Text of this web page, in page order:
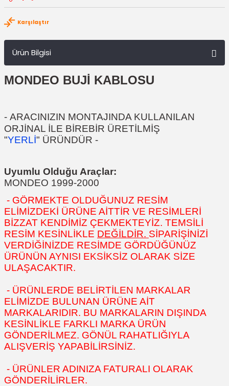
Karşılaştır
Ürün Bilgisi
MONDEO BUJİ KABLOSU
- ARACINIZIN MONTAJINDA KULLANILAN
ORJİNAL İLE BİREBİR ÜRETİLMİŞ
"YERLİ" ÜRÜNDÜR -
Uyumlu Olduğu Araçlar:
MONDEO 1999-2000
- GÖRMEKTE OLDUĞUNUZ RESİM
ELİMİZDEKİ ÜRÜNE AİTTİR VE RESİMLERİ
BİZZAT KENDİMİZ ÇEKMEKTEYİZ. TEMSİLİ
RESİM KESİNLİKLE DEĞİLDİR. SİPARİŞİNİZİ
VERDİĞİNİZDE RESİMDE GÖRDÜĞÜNÜZ
ÜRÜNÜN AYNISI EKSİKSİZ OLARAK SİZE
ULAŞACAKTIR.
- ÜRÜNLERDE BELİRTİLEN MARKALAR
ELİMİZDE BULUNAN ÜRÜNE AİT
MARKALARIDIR. BU MARKALARIN DIŞINDA
KESİNLİKLE FARKLI MARKA ÜRÜN
GÖNDERİLMEZ. GÖNÜL RAHATLIĞIYLA
ALIŞVERİŞ YAPABİLİRSİNİZ.
- ÜRÜNLER ADINIZA FATURALI OLARAK
GÖNDERİLİRLER.